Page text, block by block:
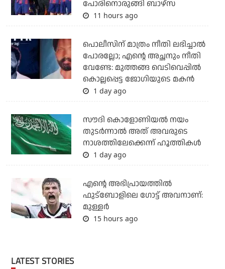
പോരിനൊരുങ്ങി ബാഴ്‌സ
11 hours ago
പൊലീസിന് മാത്രം നീതി ലഭിച്ചാല്‍
പോരല്ലോ; എന്റെ അച്ഛനും നീതി
വേണ്ടേ: മുത്തങ്ങ വെടിവെപ്പില്‍
കൊല്ലപ്പെട്ട ജോഗിയുടെ മകന്‍
1 day ago
സൗദി കൊളോണിയല്‍ നയം
തുടര്‍ന്നാല്‍ അത് അവരുടെ
നാശത്തിലേക്കെന്ന് ഹൂത്തികള്‍
1 day ago
എന്റെ അഭിപ്രായത്തില്‍
ഫുട്‌ബോളിലെ ഗോട്ട് അവനാണ്:
മുള്ളര്‍
15 hours ago
LATEST STORIES